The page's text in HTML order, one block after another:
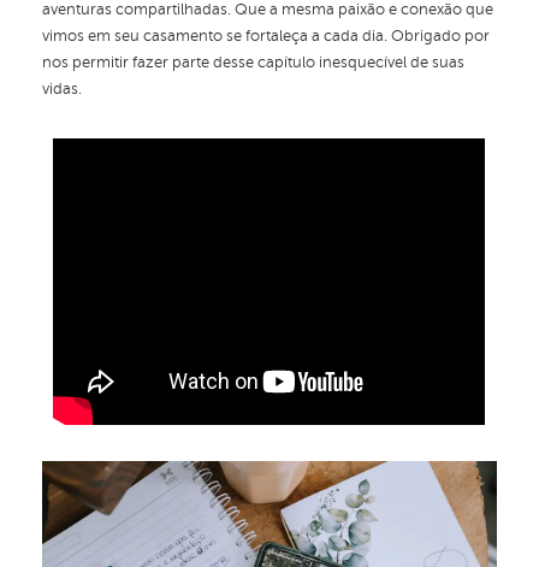
aventuras compartilhadas. Que a mesma paixão e conexão que
vimos em seu casamento se fortaleça a cada dia. Obrigado por
nos permitir fazer parte desse capítulo inesquecível de suas
vidas.